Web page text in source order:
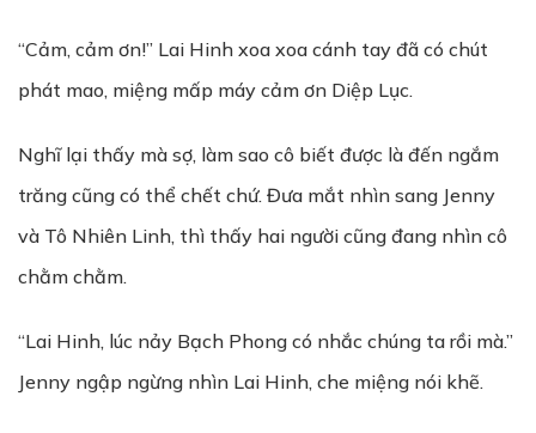
“Cảm, cảm ơn!” Lai Hinh xoa xoa cánh tay đã có chút
phát mao, miệng mấp máy cảm ơn Diệp Lục.
Nghĩ lại thấy mà sợ, làm sao cô biết được là đến ngắm
trăng cũng có thể chết chứ. Đưa mắt nhìn sang Jenny
và Tô Nhiên Linh, thì thấy hai người cũng đang nhìn cô
chằm chằm.
“Lai Hinh, lúc nảy Bạch Phong có nhắc chúng ta rồi mà.”
Jenny ngập ngừng nhìn Lai Hinh, che miệng nói khẽ.